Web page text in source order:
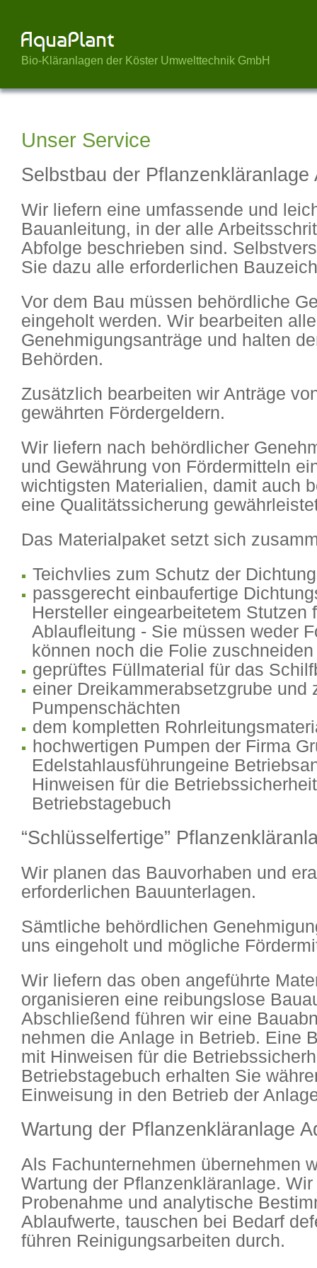
Bio-Kläranlagen der Köster Umwelttechnik GmbH
Unser Service
Selbstbau der Pflanzenkläranlage
Wir liefern eine umfassende und
Bauanleitung, in der alle
Abfolge beschrieben sind.
Sie dazu alle erforderlichen
Vor dem Bau müssen behördliche
eingeholt werden. Wir bearbeiten
Genehmigungsanträge und halten
Behörden.
Zusätzlich bearbeiten wir Anträge
gewährten Fördergeldern.
Wir liefern nach behördlicher
und Gewährung von Fördermitteln
wichtigsten Materialien, damit auch
eine Qualitätssicherung
Das Materialpaket setzt sich
Teichvlies zum Schutz der
passgerecht einbaufertige
Hersteller eingearbeitetem Stutzen
Ablaufleitung - Sie müssen weder
können noch die Folie zuschneiden
geprüftes Füllmaterial für das
einer Dreikammerabsetzgrube und
Pumpenschächten
dem kompletten
hochwertigen Pumpen der Firma
Edelstahlausführungeine
Hinweisen für die
Betriebstagebuch
“Schlüsselfertige”
Wir planen das Bauvorhaben und
erforderlichen Bauunterlagen.
Sämtliche behördlichen
uns eingeholt und mögliche
Wir liefern das oben angeführte
organisieren eine reibungslose
Abschließend führen wir eine
nehmen die Anlage in Betrieb. Eine
mit Hinweisen für die
Betriebstagebuch erhalten Sie
Einweisung in den Betrieb der
Wartung der Pflanzenkläranlage
Als Fachunternehmen übernehmen
Wartung der Pflanzenkläranlage.
Probenahme und analytische
Ablaufwerte, tauschen bei Bedarf
führen Reinigungsarbeiten durch.